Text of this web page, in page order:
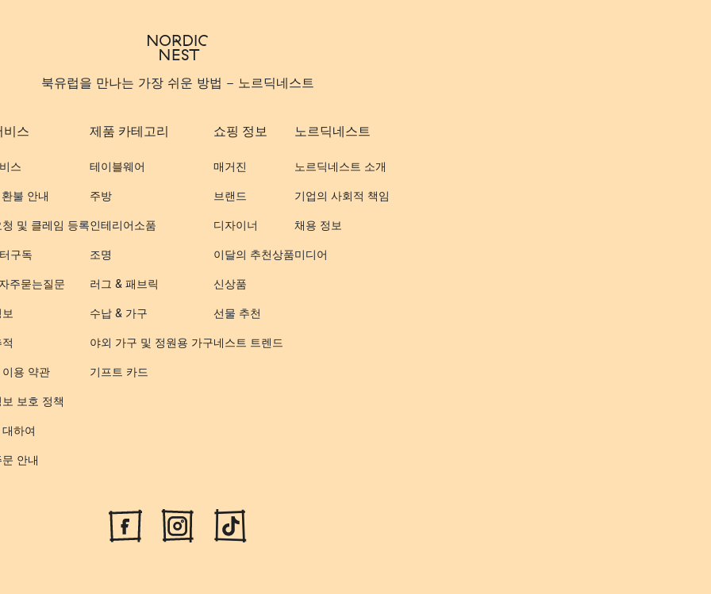
북유럽을 만나는 가장 쉬운 방법 - 노르딕네스트
비스
스
불 안내
및 클레임 등록
구독
주묻는질문
용 약관
보호 정책
하여
안내
제품 카테고리
테이블웨어
주방
인테리어소품
조명
러그 & 패브릭
수납 & 가구
야외 가구 및 정원용 가구
기프트 카드
쇼핑 정보
매거진
브랜드
디자이너
이달의 추천상품
신상품
선물 추천
네스트 트렌드
노르딕네스트
노르딕네스트 소개
기업의 사회적 책임
채용 정보
미디어